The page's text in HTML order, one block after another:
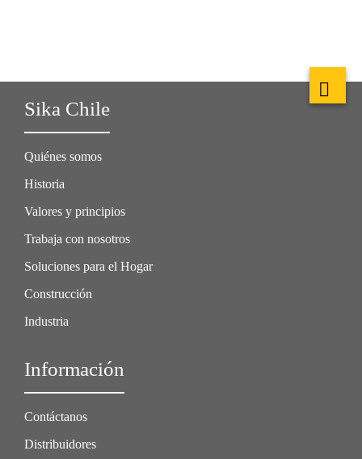
Sika Chile
Quiénes somos
Historia
Valores y principios
Trabaja con nosotros
Soluciones para el Hogar
Construcción
Industria
Información
Contáctanos
Distribuidores